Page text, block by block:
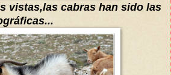
vistas,las cabras han sido las
...